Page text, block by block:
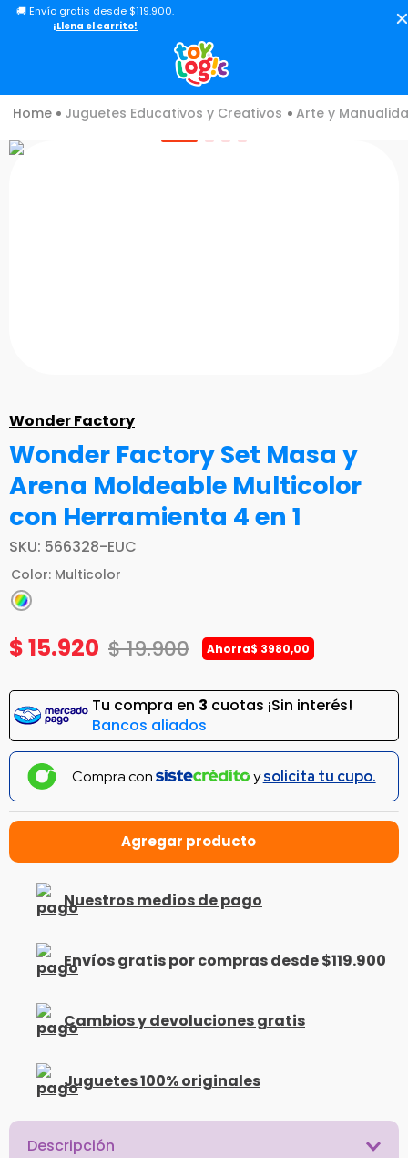
🚚 Envío gratis desde $119.900.
¡Llena el carrito!
Juguetes Educativos y Creativos Arte y
Wonder Factory
Wonder Factory Set Masa y
Arena Moldeable Multicolor
con Herramienta 4 en 1
SKU: 566328-EUC
Color: Multicolor
$15.920 $19.900 Ahorra$ 3980,00
Tu compra en 3 cuotas ¡Sin interés!
Bancos aliados
Compra con ysolicita tu cupo.
Nuestros medios de pago
Envíos gratis por compras desde $119.900
Cambios y devoluciones gratis
Juguetes 100% originales
Descripción
TÉRMINOS MÁS BUSCADOS
3.
carro
4